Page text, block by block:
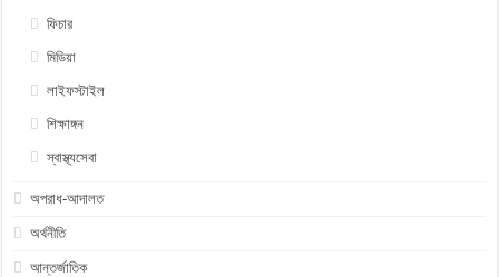
ফিচার
মিডিয়া
লাইফস্টাইল
শিক্ষাঙ্গন
স্বাস্থ্যসেবা
অপরাধ-আদালত
অর্থনীতি
আন্তর্জাতিক